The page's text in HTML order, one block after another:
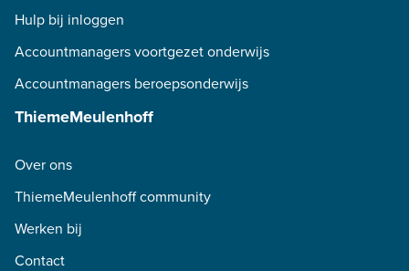
Hulp bij inloggen
Accountmanagers voortgezet onderwijs
Accountmanagers beroepsonderwijs
ThiemeMeulenhoff
Over ons
ThiemeMeulenhoff community
Werken bij
Contact